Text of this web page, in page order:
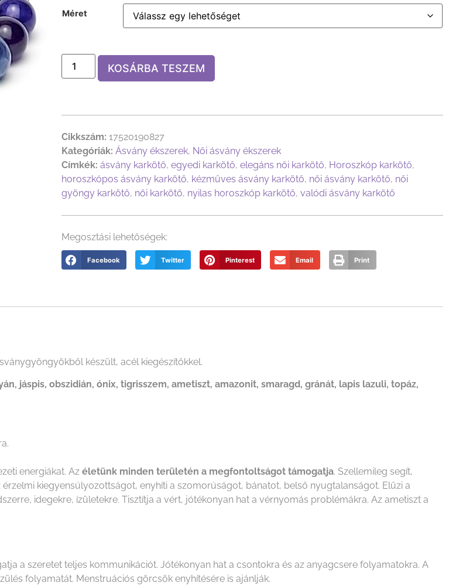
Méret
KOSÁRBA TESZEM
Cikkszám: 17520190827
Kategóriák: Ásvány ékszerek, Női ásvány ékszerek
Címkék: ásvány karkötő, egyedi karkötő, elegáns női karkötő, Horoszkóp karkötő,
horoszkópos ásvány karkötő, kézműves ásvány karkötő, női ásvány karkötő, női
gyöngy karkötő, női karkötő, nyilas horoszkóp karkötő, valódi ásvány karkötő
Megosztási lehetőségek:
Facebook Twitter Pinterest Email Print
készült, acél kiegészítőkkel.
jáspis, obszidián, ónix, tigrisszem, ametiszt, amazonit, smaragd, gránát, lapis lazuli, topáz,
energiákat. Az életünk minden területén a megfontoltságot támogatja. Szellemileg segít,
kiegyensúlyozottságot, enyhíti a szomorúságot, bánatot, belső nyugtalanságot. Elűzi a
idegekre, ízületekre. Tisztítja a vért, jótékonyan hat a vérnyomás problémákra. Az ametiszt a
a szeretet teljes kommunikációt. Jótékonyan hat a csontokra és az anyagcsere folyamatokra. A
folyamatát. Menstruációs görcsök enyhítésére is ajánlják.